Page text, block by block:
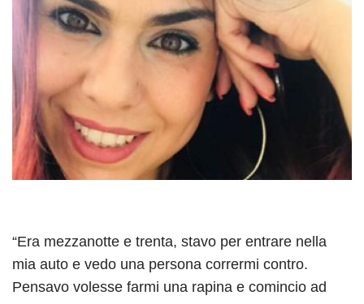
“Era mezzanotte e trenta, stavo per entrare nella
mia auto e vedo una persona corrermi contro.
Pensavo volesse farmi una rapina e comincio ad